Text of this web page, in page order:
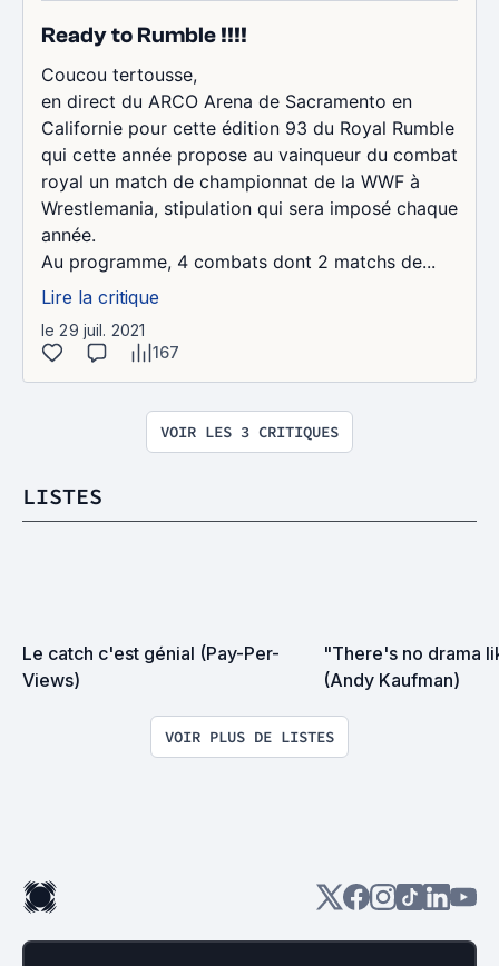
Ready to Rumble !!!!
Coucou tertousse,
en direct du ARCO Arena de Sacramento en
Californie pour cette édition 93 du Royal Rumble
qui cette année propose au vainqueur du combat
royal un match de championnat de la WWF à
Wrestlemania, stipulation qui sera imposé chaque
année.
Au programme, 4 combats dont 2 matchs de...
Lire la critique
le 29 juil. 2021
167
VOIR LES 3 CRITIQUES
LISTES
Le catch c'est génial (Pay-Per-
Views)
"There's no drama
(Andy Kaufman)
VOIR PLUS DE LISTES